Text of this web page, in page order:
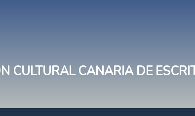
CULTURAL CANARIA DE